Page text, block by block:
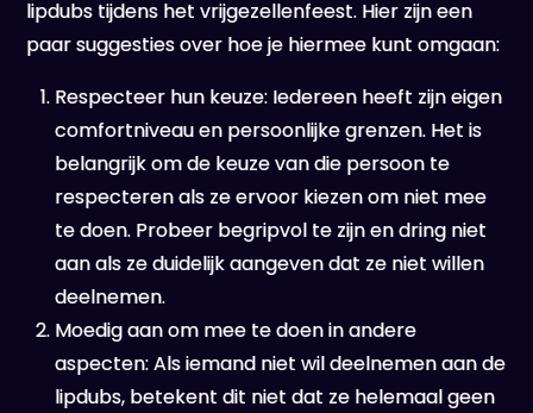
lipdubs tijdens het vrijgezellenfeest. Hier zijn een
paar suggesties over hoe je hiermee kunt omgaan:
Respecteer hun keuze: Iedereen heeft zijn eigen
comfortniveau en persoonlijke grenzen. Het is
belangrijk om de keuze van die persoon te
respecteren als ze ervoor kiezen om niet mee
te doen. Probeer begripvol te zijn en dring niet
aan als ze duidelijk aangeven dat ze niet willen
deelnemen.
Moedig aan om mee te doen in andere
aspecten: Als iemand niet wil deelnemen aan de
lipdubs, betekent dit niet dat ze helemaal geen